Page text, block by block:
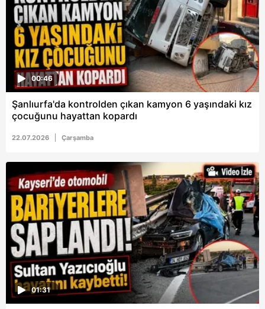
00:46
Şanlıurfa'da kontrolden çıkan kamyon 6 yaşındaki kız
çocuğunu hayattan kopardı
22.07.2026 Çarşamba
01:31